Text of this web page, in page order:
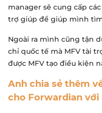
manager sẽ cung cấp
trợ giúp để giúp mình
Ngoài ra mình cũng tận
chỉ quốc tế mà MFV tài
được MFV tạo điều kiện
Anh chia sẻ thêm
cho Forwardian với